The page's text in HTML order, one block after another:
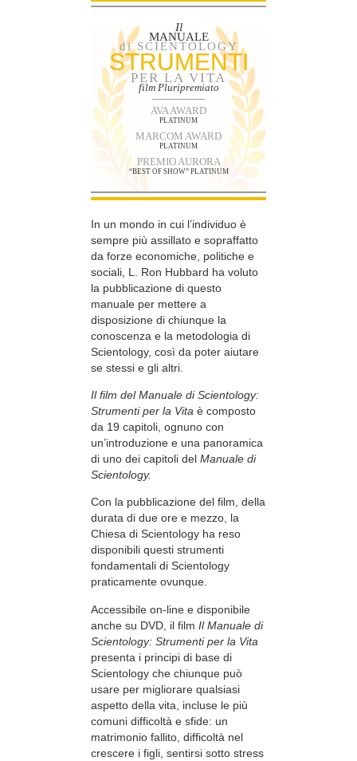
Il
MANUALE
di SCIENTOLOGY
STRUMENTI
PER LA VITA
film Pluripremiato
AVA AWARD
PLATINUM
MARCOM AWARD
PLATINUM
PREMIO AURORA
“BEST OF SHOW” PLATINUM
In un mondo in cui l’individuo è
sempre più assillato e sopraffatto
da forze economiche, politiche e
sociali, L. Ron Hubbard ha voluto
la pubblicazione di questo
manuale per mettere a
disposizione di chiunque la
conoscenza e la metodologia di
Scientology, così da poter aiutare
se stessi e gli altri.
Il film del Manuale di Scientology:
Strumenti per la Vita è composto
da 19 capitoli, ognuno con
un’introduzione e una panoramica
di uno dei capitoli del Manuale di
Scientology.
Con la pubblicazione del film, della
durata di due ore e mezzo, la
Chiesa di Scientology ha reso
disponibili questi strumenti
fondamentali di Scientology
praticamente ovunque.
Accessibile on-line e disponibile
anche su DVD, il film Il Manuale di
Scientology: Strumenti per la Vita
presenta i principi di base di
Scientology che chiunque può
usare per migliorare qualsiasi
aspetto della vita, incluse le più
comuni difficoltà e sfide: un
matrimonio fallito, difficoltà nel
crescere i figli, sentirsi sotto stress